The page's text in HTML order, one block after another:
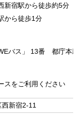
新宿駅から徒歩約5分
から徒歩1分
バス」 13番 都庁本
スをご利用ください
新宿2-11